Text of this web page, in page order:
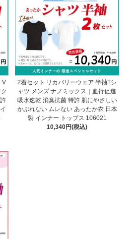
V
2着セット リカバリーウェア 半袖Tシ
ャツ メンズ ナノミックス｜血行促進
吸水速乾 消臭抗菌 特許 肌にやさしい
かぶれない ムレない あったか衣 日本
製 インナー トップス 106021
10,340円(税込)